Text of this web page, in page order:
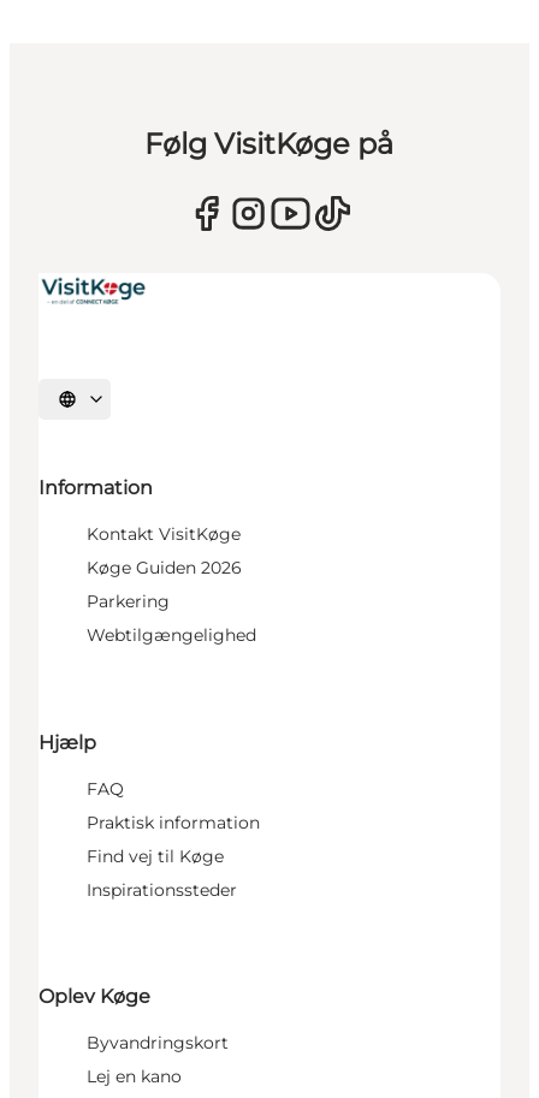
Følg VisitKøge på
Vælg sprog
Information
Kontakt VisitKøge
Køge Guiden 2026
Parkering
Webtilgængelighed
Hjælp
FAQ
Praktisk information
Find vej til Køge
Inspirationssteder
Oplev Køge
Byvandringskort
Lej en kano